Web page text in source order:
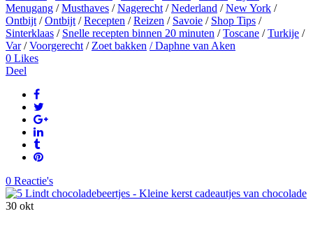
Menugang /Musthaves /Nagerecht /Nederland /New York /
Ontbijt /Ontbijt /Recepten /Reizen / Savoie / Shop Tips /
Sinterklaas / Snelle recepten binnen 20 minuten /Toscane /Turkije /
Var/Voorgerecht / Zoet bakken / Daphne van Aken
0 Likes
Deel
0 Reactie's
30 okt